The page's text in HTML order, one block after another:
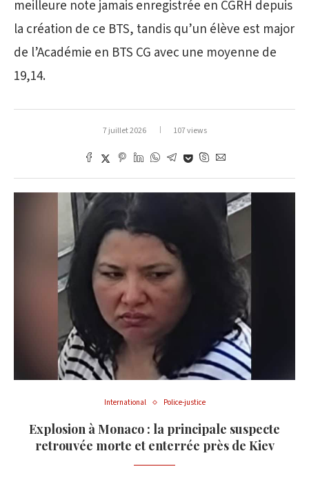
meilleure note jamais enregistrée en CGRH depuis
la création de ce BTS, tandis qu’un élève est major
de l’Académie en BTS CG avec une moyenne de
19,14.
7 juillet 2026 107 views
International Police-justice
Explosion à Monaco : la principale suspecte
retrouvée morte et enterrée près de Kiev